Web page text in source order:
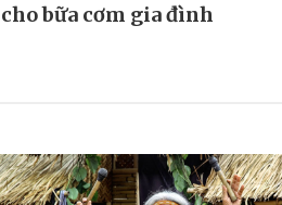
cho bữa cơm gia đình